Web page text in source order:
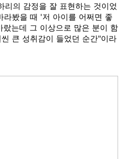
리의 감정을 잘 표현하는 것이었
라봤을 때 '저 아이를 어쩌면 좋
는데 그 이상으로 많은 분이 함
큰 성취감이 들었던 순간"이라